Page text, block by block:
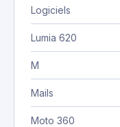
Logiciels
Lumia 620
M
Mails
Moto 360